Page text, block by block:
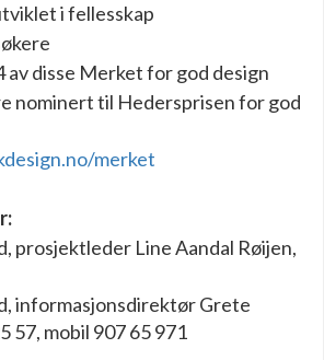
i fellesskap
av disse Merket for god design
nominert til Hedersprisen for god
merket
prosjektleder Line Aandal Røijen,
informasjonsdirektør Grete
57, mobil 907 65 971